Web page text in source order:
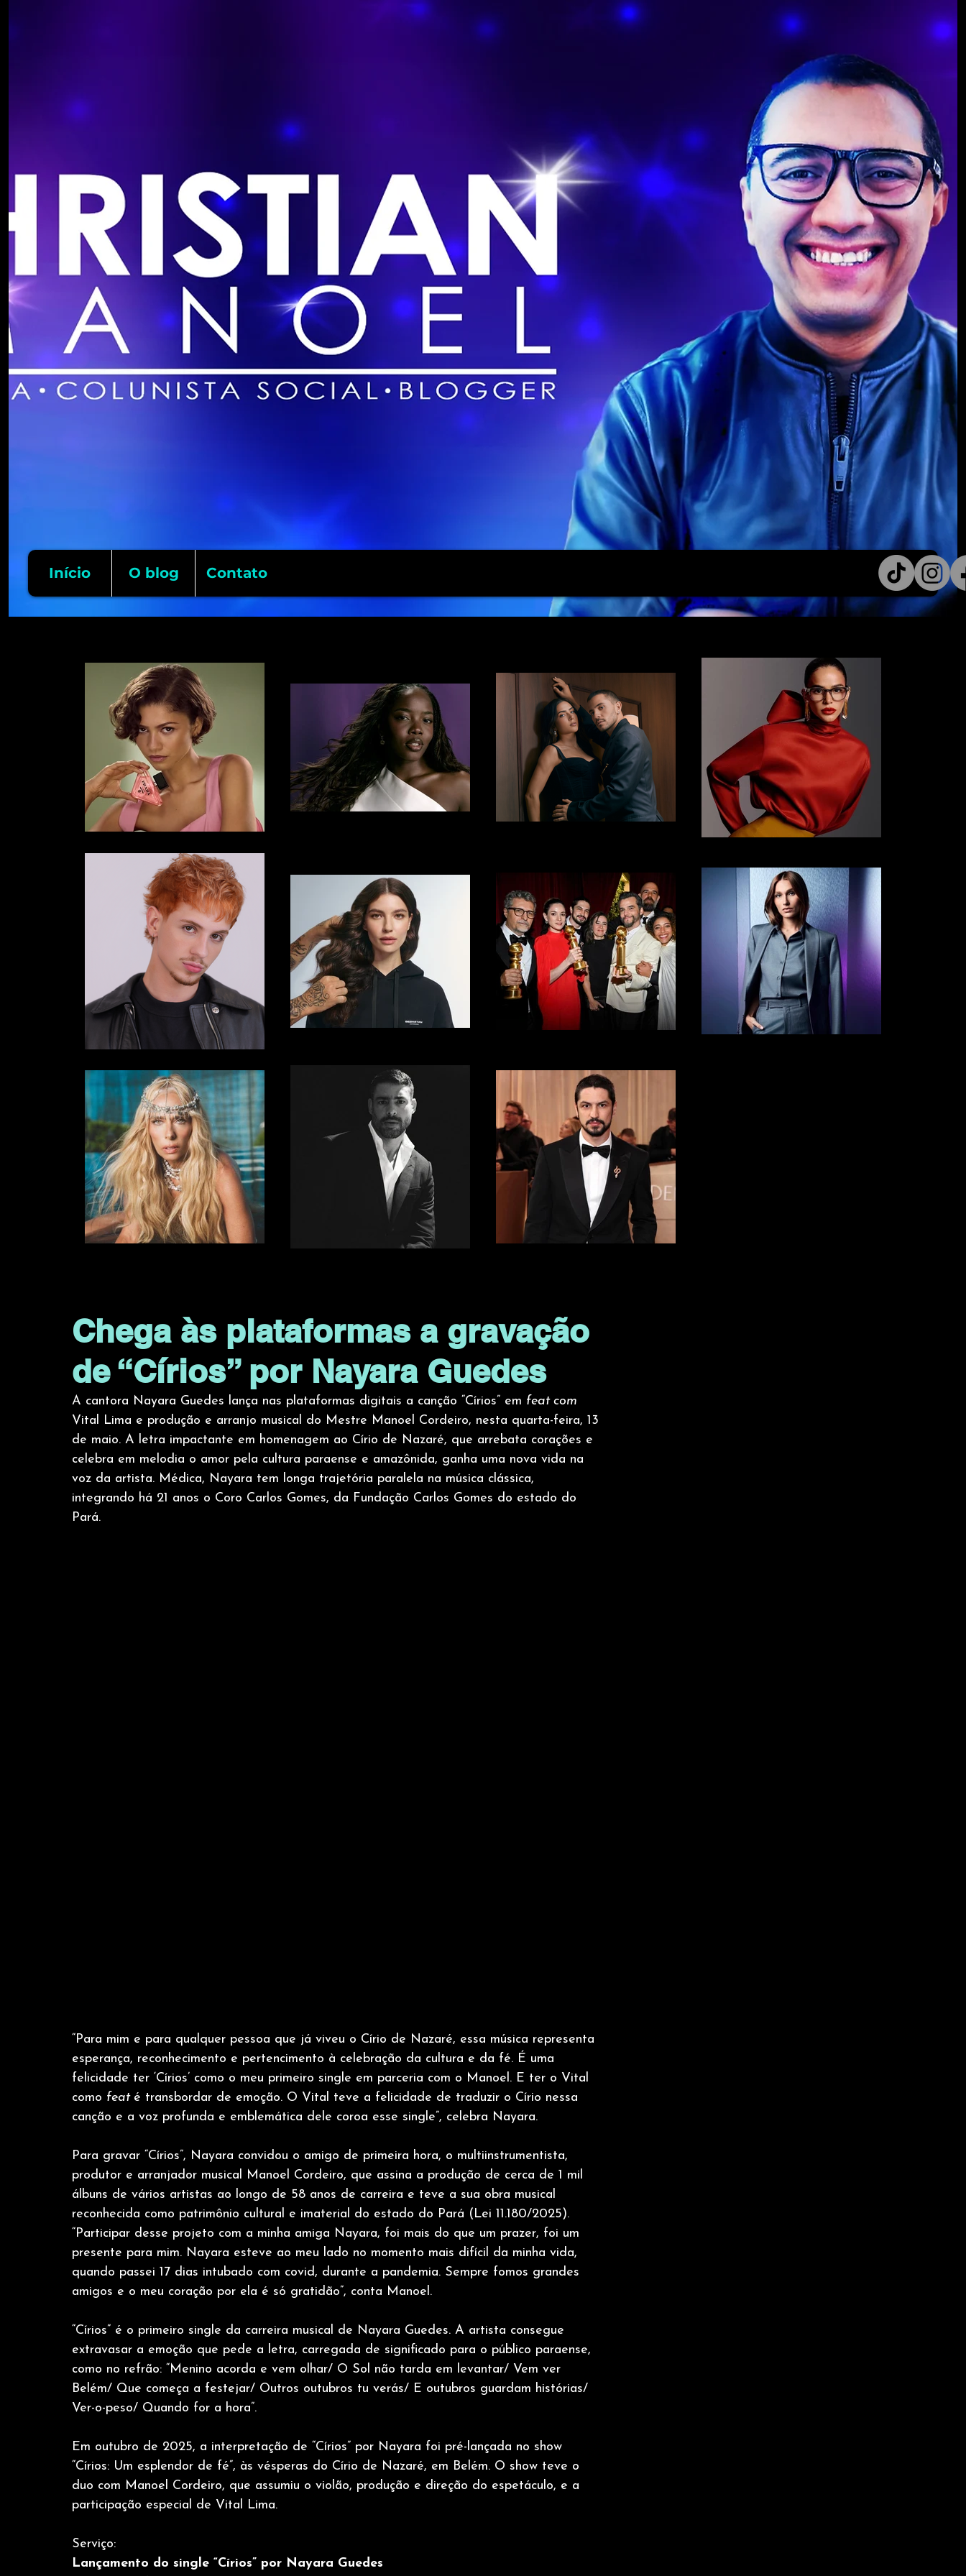
Início O blog Contato
Chega às plataformas a gravação
de “Círios” por Nayara Guedes
A cantora Nayara Guedes lança nas plataformas digitais a canção “Círios” em feat com
Vital Lima e produção e arranjo musical do Mestre Manoel Cordeiro, nesta quarta-feira, 13
de maio. A letra impactante em homenagem ao Círio de Nazaré, que arrebata corações e
celebra em melodia o amor pela cultura paraense e amazônida, ganha uma nova vida na
voz da artista. Médica, Nayara tem longa trajetória paralela na música clássica,
integrando há 21 anos o Coro Carlos Gomes, da Fundação Carlos Gomes do estado do
Pará.
“Para mim e para qualquer pessoa que já viveu o Círio de Nazaré, essa música representa
esperança, reconhecimento e pertencimento à celebração da cultura e da fé. É uma
felicidade ter ‘Círios’ como o meu primeiro single em parceria com o Manoel. E ter o Vital
como feat é transbordar de emoção. O Vital teve a felicidade de traduzir o Círio nessa
canção e a voz profunda e emblemática dele coroa esse single”, celebra Nayara.
Para gravar “Círios”, Nayara convidou o amigo de primeira hora, o multiinstrumentista,
produtor e arranjador musical Manoel Cordeiro, que assina a produção de cerca de 1 mil
álbuns de vários artistas ao longo de 58 anos de carreira e teve a sua obra musical
reconhecida como patrimônio cultural e imaterial do estado do Pará (Lei 11.180/2025).
“Participar desse projeto com a minha amiga Nayara, foi mais do que um prazer, foi um
presente para mim. Nayara esteve ao meu lado no momento mais difícil da minha vida,
quando passei 17 dias intubado com covid, durante a pandemia. Sempre fomos grandes
amigos e o meu coração por ela é só gratidão”, conta Manoel.
“Círios” é o primeiro single da carreira musical de Nayara Guedes. A artista consegue
extravasar a emoção que pede a letra, carregada de significado para o público paraense,
como no refrão: “Menino acorda e vem olhar/ O Sol não tarda em levantar/ Vem ver
Belém/ Que começa a festejar/ Outros outubros tu verás/ E outubros guardam histórias/
Ver-o-peso/ Quando for a hora”.
Em outubro de 2025, a interpretação de “Círios” por Nayara foi pré-lançada no show
“Círios: Um esplendor de fé”, às vésperas do Círio de Nazaré, em Belém. O show teve o
duo com Manoel Cordeiro, que assumiu o violão, produção e direção do espetáculo, e a
participação especial de Vital Lima.
Serviço:
Lançamento do single “Círios” por Nayara Guedes